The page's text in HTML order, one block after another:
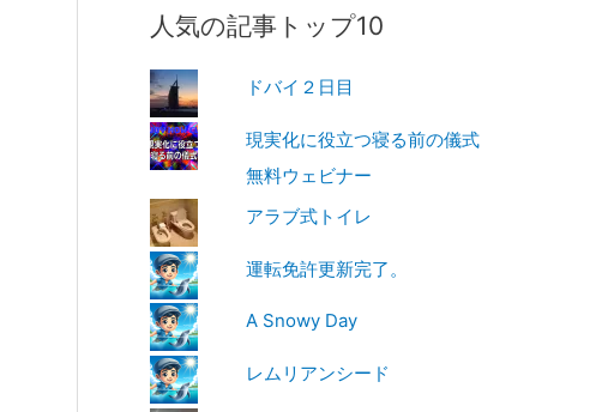
人気の記事トップ10
ドバイ２日目
現実化に役立つ寝る前の儀式
無料ウェビナー
アラブ式トイレ
運転免許更新完了。
A Snowy Day
レムリアンシード